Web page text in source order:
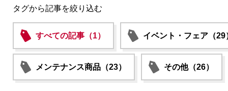
タグから記事を絞り込む
すべての記事（1） イベント・フェア（29
メンテナンス商品（23） その他（26）